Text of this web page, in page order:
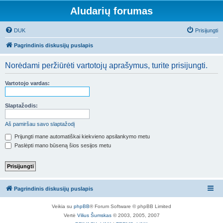
Aludarių forumas
DUK Prisijungti
Pagrindinis diskusijų puslapis
Norėdami peržiūrėti vartotojų aprašymus, turite prisijungti.
Vartotojo vardas:
Slaptažodis:
Aš pamiršau savo slaptažodį
Prijungti mane automatiškai kiekvieno apsilankymo metu
Paslėpti mano būseną šios sesijos metu
Pagrindinis diskusijų puslapis
Veikia su phpBB® Forum Software © phpBB Limited
Vertė Vilius Šumskas© 2003, 2005, 2007